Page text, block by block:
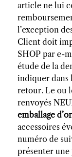
article ne lui
l’exception
Client doit
SHOP par e-
étude de la
indiquer dans
retour. Le ou
renvoyés
emballage
accessoires
numéro de
présenter une